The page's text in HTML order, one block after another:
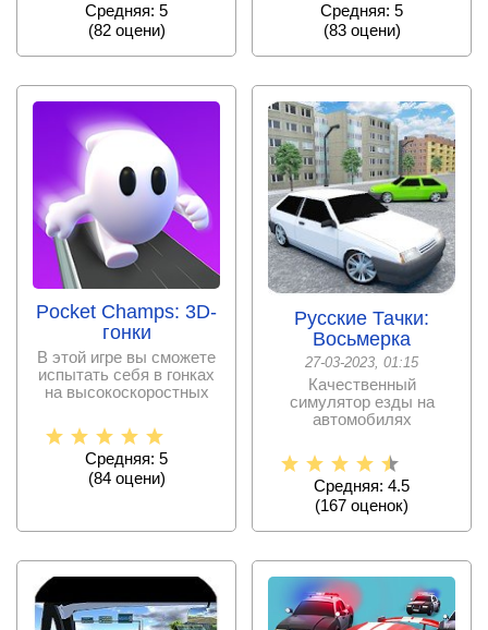
Средняя: 5
(82оцени)
Средняя: 5
(83оцени)
Pocket Champs: 3D-
гонки
В этой игре вы сможете
испытать себя в гонках
на высокоскоростных
Средняя: 5
(84оцени)
Русские Тачки:
Восьмерка
27-03-2023, 01:15
Качественный
симулятор езды на
автомобилях
производства.
Средняя: 4.5
(167 оценок)